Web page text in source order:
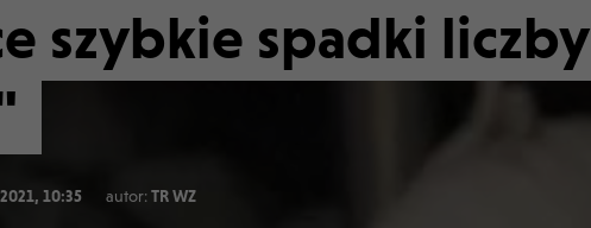
szybkie spadki liczby
10:35 autor:TR WZ